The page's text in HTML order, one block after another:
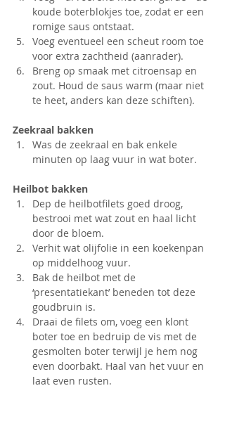
koude boterblokjes toe, zodat er een
romige saus ontstaat.
Voeg eventueel een scheut room toe
voor extra zachtheid (aanrader).
Breng op smaak met citroensap en
zout. Houd de saus warm (maar niet
te heet, anders kan deze schiften).
Zeekraal bakken
Was de zeekraal en bak enkele
minuten op laag vuur in wat boter.
Heilbot bakken
Dep de heilbotfilets goed droog,
bestrooi met wat zout en haal licht
door de bloem.
Verhit wat olijfolie in een koekenpan
op middelhoog vuur.
Bak de heilbot met de
‘presentatiekant’ beneden tot deze
goudbruin is.
Draai de filets om, voeg een klont
boter toe en bedruip de vis met de
gesmolten boter terwijl je hem nog
even doorbakt. Haal van het vuur en
laat even rusten.